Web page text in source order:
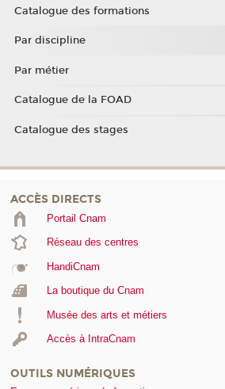
Catalogue des formations
Par discipline
Par métier
Catalogue de la FOAD
Catalogue des stages
ACCÈS DIRECTS
Portail Cnam
Réseau des centres
HandiCnam
La boutique du Cnam
Musée des arts et métiers
Accès à IntraCnam
OUTILS NUMÉRIQUES